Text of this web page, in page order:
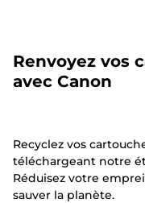
Renvoyez vos
avec Canon
Recyclez vos
téléchargeant notre
Réduisez votre
sauver la planète.